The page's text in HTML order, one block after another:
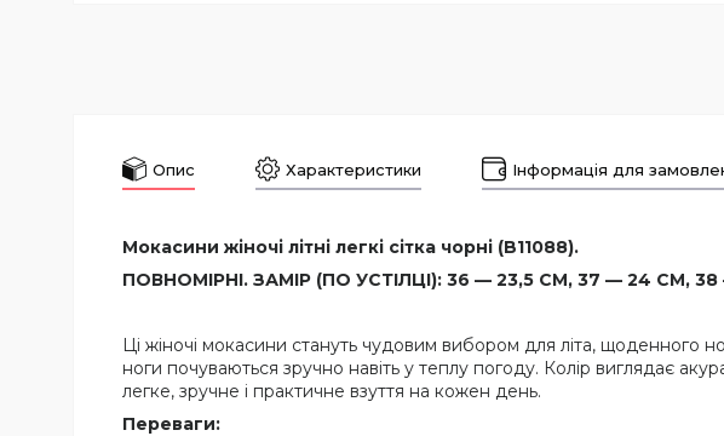
Опис Характеристики Інформація для
Мокасини жіночі літні легкі сітка чорні (B11088).
ПОВНОМІРНІ. ЗАМІР (ПО УСТІЛЦІ): 36 — 23,5 СМ, 37 — 24 СМ,
Ці жіночі мокасини стануть чудовим вибором для літа, щоденного
ноги почуваються зручно навіть у теплу погоду. Колір виглядає
легке, зручне і практичне взуття на кожен день.
Переваги: